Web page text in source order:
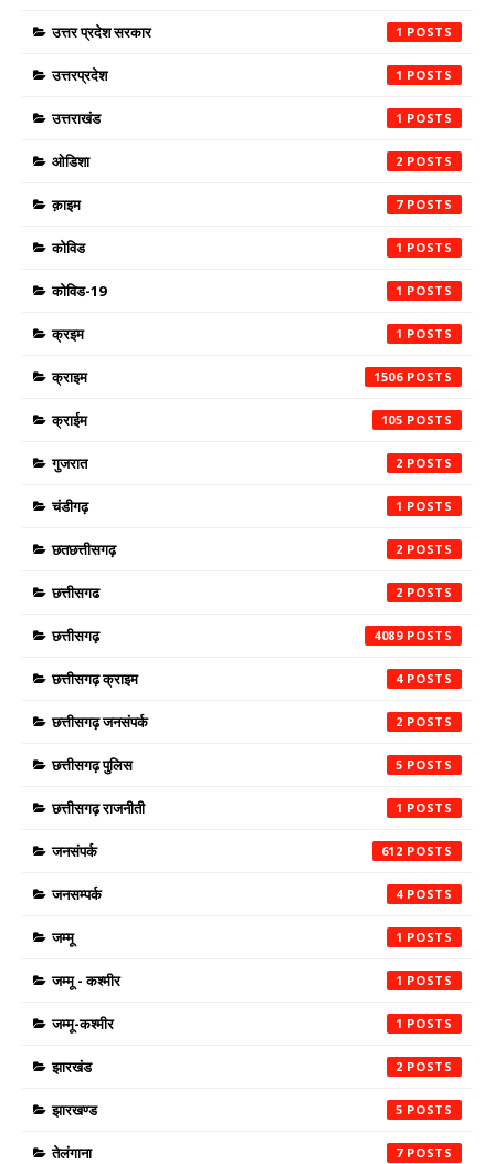
उत्तर प्रदेश सरकार 1
उत्तरप्रदेश 1
उत्तराखंड 1
ओडिशा 2
क़ाइम 7
कोविड 1
कोविड-19 1
क्रइम 1
क्राइम 1506
क्राईम 105
गुजरात 2
चंडीगढ़ 1
छतछत्तीसगढ़ 2
छत्तीसगढ 2
छत्तीसगढ़ 4089
छत्तीसगढ़ क्राइम 4
छत्तीसगढ़ जनसंपर्क 2
छत्तीसगढ़ पुलिस 5
छत्तीसगढ़ राजनीती 1
जनसंपर्क 612
जनसम्पर्क 4
जम्मू 1
जम्मू - कश्मीर 1
जम्मू-कश्मीर 1
झारखंड 2
झारखण्ड 5
तेलंगाना 7